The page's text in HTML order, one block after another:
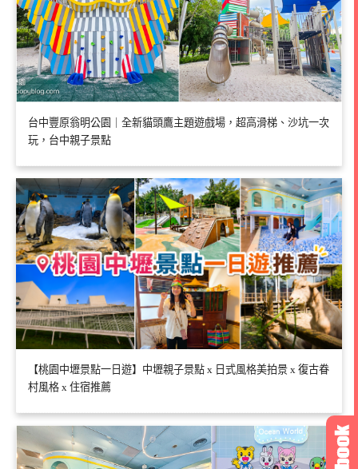
台中豐原翁明公園｜全新貓頭鷹主題遊戲場，超高滑梯、沙坑一次
玩，台中親子景點
【桃園中壢景點一日遊】中壢親子景點 x 日式風格美拍景 x 復古眷
村風格 x 住宿推薦